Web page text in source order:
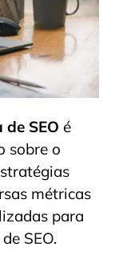
SEO é
sobre o
métricas
para
SEO.